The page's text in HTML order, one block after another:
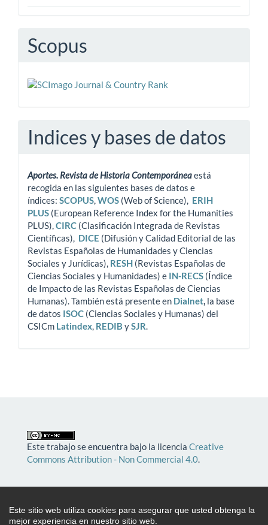
Este sitio web utiliza cookies para asegurar que usted obtenga la
mejor experiencia en nuestro sitio web.
Scopus
Indices y bases de datos
Aportes. Revista de Historia Contemporáneaestá
recogida en las siguientes bases de datos e
índices: SCOPUS,WOS (Web of Science), ERIH
PLUS (European Reference Index for the Humanities
PLUS),CIRC (Clasificación Integrada de Revistas
Científicas), DICE (Difusión y Calidad Editorial de las
Revistas Españolas de Humanidades y Ciencias
Sociales y Jurídicas), RESH (Revistas Españolas de
Ciencias Sociales y Humanidades) e IN-RECS (Índice
de Impacto de las Revistas Españolas de Ciencias
Humanas). También está presente en Dialnet, la base
de datos ISOC (Ciencias Sociales y Humanas) del
CSICm Latindex, REDIB ySJR.
Este trabajo se encuentra bajo la licencia Creative
Commons Attribution - Non Commercial 4.0.
(España).